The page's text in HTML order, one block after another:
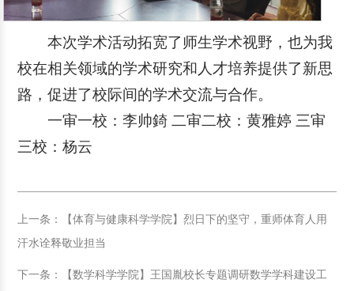
本次学术活动拓宽了师生学术视野，也为我
校在相关领域的学术研究和人才培养提供了新思
路，促进了校际间的学术交流与合作。
一审一校：李帅錡 二审二校：黄雅婷 三审
三校：杨云
上一条：【体育与健康科学学院】烈日下的坚守，重师体育人用
汗水诠释敬业担当
下一条：【数学科学学院】王国胤校长专题调研数学学科建设工